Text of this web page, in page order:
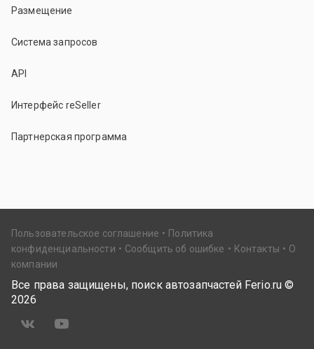
Размещение
Система запросов
API
Интерфейс reSeller
Партнерская программа
Пользовательское соглашение
Политика
конфиденциальности
Сообщить об ошибке Контакты
О
компании
Все права защищены, поиск автозапчастей Ferio.ru ©
2026